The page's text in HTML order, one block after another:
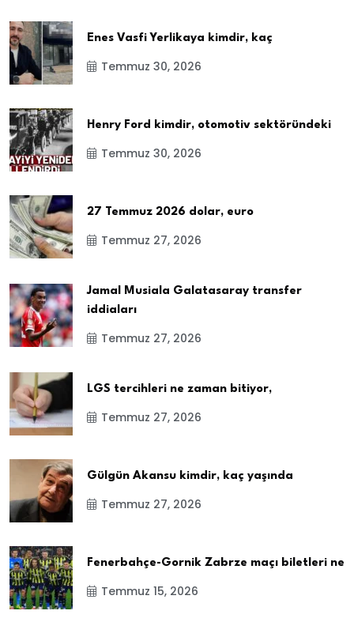
Enes Vasfi Yerlikaya kimdir, kaç
Temmuz 30, 2026
Henry Ford kimdir, otomotiv sektöründeki
Temmuz 30, 2026
27 Temmuz 2026 dolar, euro
Temmuz 27, 2026
Jamal Musiala Galatasaray transfer
iddiaları
Temmuz 27, 2026
LGS tercihleri ne zaman bitiyor,
Temmuz 27, 2026
Gülgün Akansu kimdir, kaç yaşında
Temmuz 27, 2026
Fenerbahçe-Gornik Zabrze maçı biletleri ne
Temmuz 15, 2026